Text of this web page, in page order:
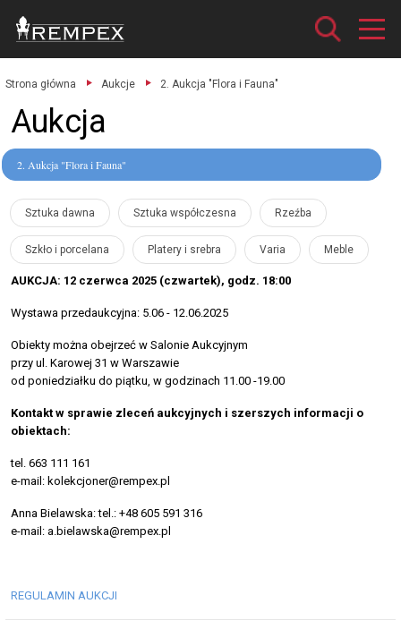
Strona główna Aukcje 2. Aukcja "Flora i Fauna"
Aukcja
2. Aukcja "Flora i Fauna"
Sztuka dawna Sztuka współczesna Rzeźba
Szkło i porcelana Platery i srebra Varia Meble
AUKCJA: 12 czerwca 2025 (czwartek), godz. 18:00
Wystawa przedaukcyjna: 5.06 - 12.06.2025
Obiekty można obejrzeć w Salonie Aukcyjnym
przy ul. Karowej 31 w Warszawie
od poniedziałku do piątku, w godzinach 11.00 -19.00
Kontakt w sprawie zleceń aukcyjnych i szerszych informacji o
obiektach:
tel. 663 111 161
e-mail: kolekcjoner@rempex.pl
Anna Bielawska: tel.: +48 605 591 316
e-mail: a.bielawska@rempex.pl
REGULAMIN AUKCJI